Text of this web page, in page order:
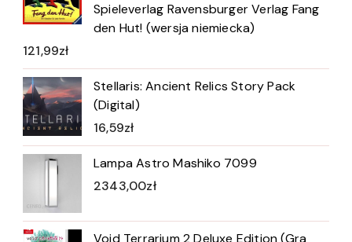
Spieleverlag Ravensburger Verlag Fang
den Hut! (wersja niemiecka)
121,99zł
Stellaris: Ancient Relics Story Pack
(Digital)
16,59zł
Lampa Astro Mashiko 7099
2343,00zł
Void Terrarium 2 Deluxe Edition (Gra